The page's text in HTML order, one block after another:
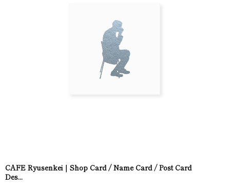
CAFE Ryusenkei｜Shop Card / Name Card / Post Card
Des...